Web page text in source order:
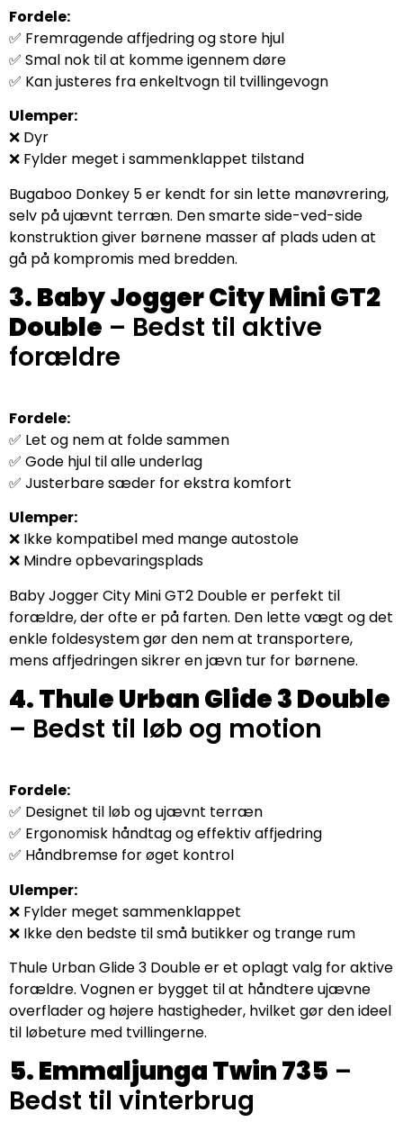
Fordele:
✅ Fremragende affjedring og store hjul
✅ Smal nok til at komme igennem døre
✅ Kan justeres fra enkeltvogn til tvillingevogn
Ulemper:
❌ Dyr
❌ Fylder meget i sammenklappet tilstand
Bugaboo Donkey 5 er kendt for sin lette manøvrering,
selv på ujævnt terræn. Den smarte side-ved-side
konstruktion giver børnene masser af plads uden at
gå på kompromis med bredden.
3. Baby Jogger City Mini GT2
Double – Bedst til aktive
forældre
Fordele:
✅ Let og nem at folde sammen
✅ Gode hjul til alle underlag
✅ Justerbare sæder for ekstra komfort
Ulemper:
❌ Ikke kompatibel med mange autostole
❌ Mindre opbevaringsplads
Baby Jogger City Mini GT2 Double er perfekt til
forældre, der ofte er på farten. Den lette vægt og det
enkle foldesystem gør den nem at transportere,
mens affjedringen sikrer en jævn tur for børnene.
4. Thule Urban Glide 3 Double
– Bedst til løb og motion
Fordele:
✅ Designet til løb og ujævnt terræn
✅ Ergonomisk håndtag og effektiv affjedring
✅ Håndbremse for øget kontrol
Ulemper:
❌ Fylder meget sammenklappet
❌ Ikke den bedste til små butikker og trange rum
Thule Urban Glide 3 Double er et oplagt valg for aktive
forældre. Vognen er bygget til at håndtere ujævne
overflader og højere hastigheder, hvilket gør den ideel
til løbeture med tvillingerne.
5. Emmaljunga Twin 735 –
Bedst til vinterbrug